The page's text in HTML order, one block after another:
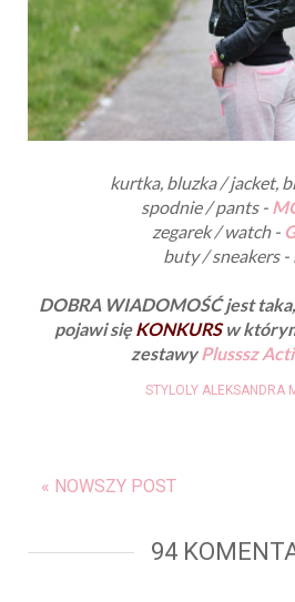
kurtka, bluzka / jacket,
spodnie / pants -
zegarek / watch -
buty / sneakers -
DOBRA WIADOMOŚĆ jest
pojawi sięKONKURSw
zestawy Plusssz
STYLOLY ALEKSANDRA
« NOWSZY POST
94